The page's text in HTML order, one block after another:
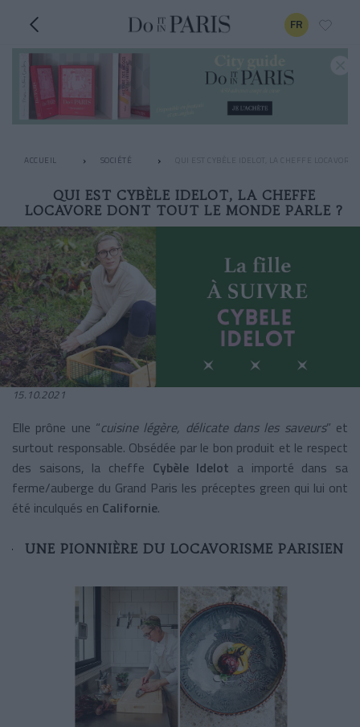
FR
ACCUEIL SOCIÉTÉ QUI EST CYBÈLE IDELOT, LA CHEFFE
QUI EST CYBÈLE IDELOT, LA CHEFFE
LOCAVORE DONT TOUT LE MONDE PARLE ?
15.10.2021
Elle prône une “cuisine légère, délicate dans les saveurs” et
surtout responsable. Obsédée par le bon produit et le respect
des saisons, la cheffe Cybèle Idelot a importé dans sa
ferme/auberge du Grand Paris les préceptes green qui lui ont
été inculqués en Californie.
UNE PIONNIÈRE DU LOCAVORISME PARISIEN